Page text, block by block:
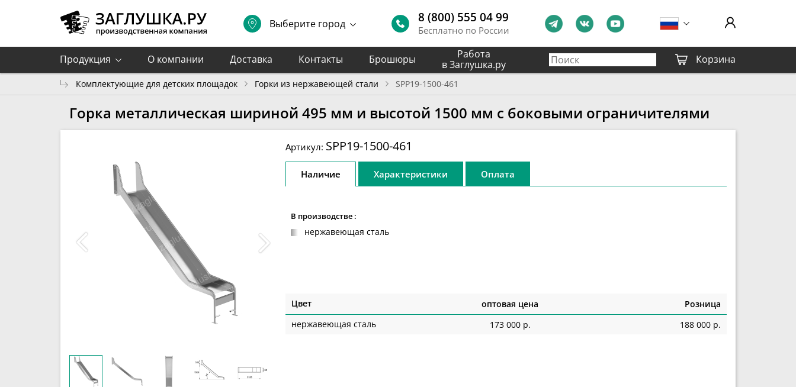
Выберите город 8 (800) 555 04 99
Бесплатно по России
Продукция О компании Доставка Контакты Брошюры
Работа
в Заглушка.ру
Корзина
Комплектующие для детских площадок Горки из нержавеющей стали SPP19-1500-461
Горка металлическая шириной 495 мм и высотой 1500 мм с боковыми ограничителями
Артикул: SPP19-1500-461
Наличие Характеристики Оплата
В производстве :
нержавеющая сталь
Цвет оптовая цена
Розница
нержавеющая сталь
173 000 р. 188 000 р.